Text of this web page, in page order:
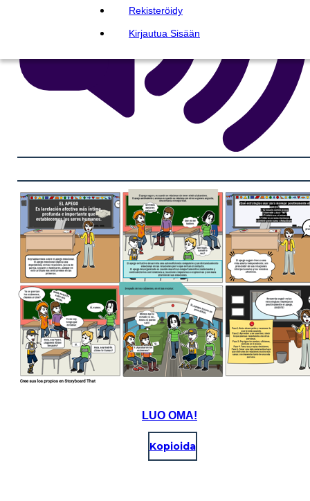
Rekisteröidy
Kirjautua Sisään
LUO OMA!
Kopioida